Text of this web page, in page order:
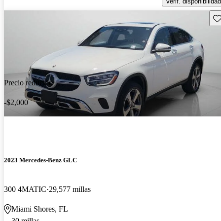
Precio reducido
-$2,000
2023 Mercedes-Benz GLC
300 4MATIC 29,577 millas
Miami Shores, FL